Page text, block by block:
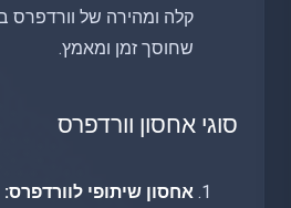
קלה ומהירה של וורדפרס
שחוסך זמן ומאמץ.
סוגי אחסון וורדפרס
אחסון שיתופי לוורדפרס: